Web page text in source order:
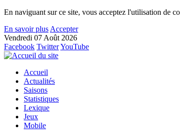
En naviguant sur ce site, vous acceptez l'utilisation de
En savoir plus Accepter
Vendredi 07 Août 2026
Facebook TwitterYouTube
Accueil
Actualités
Saisons
Statistiques
Lexique
Jeux
Mobile